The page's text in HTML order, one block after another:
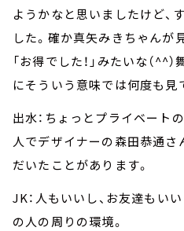
ようかなと思いましたけど、
した。確か真矢みきちゃんが
「お得でした！」みたいな（^^
にそういう意味では何度も見
出水：ちょっとプライベート
人でデザイナーの森田恭通
だいたことがあります。
JK：人もいいし、お友達もい
の人の周りの環境。